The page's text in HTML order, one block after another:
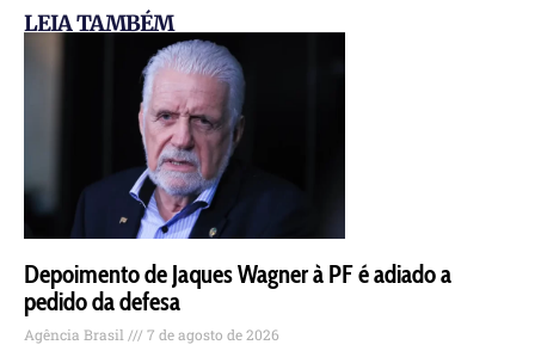
LEIA TAMBÉM
Depoimento de Jaques Wagner à PF é adiado a
pedido da defesa
Agência Brasil 7 de agosto de 2026